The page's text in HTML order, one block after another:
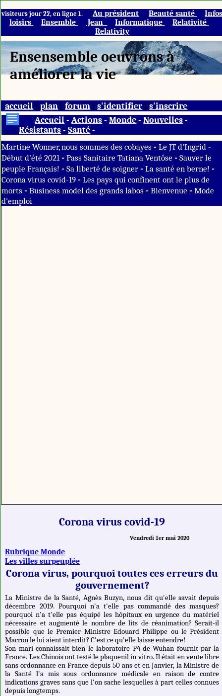
visiteurs jour 22, en ligne 1. Au président Beauté santé
loisirs
Ensemble Jean Informatique
Relativité
Relativity
Ensensemble oeuvrons à
améliorer la vie
accueil |plan |forum |s'identifier |s'inscrire
Accueil -Actions -Monde -Nouvelles -
Résistants -Santé -
Martine Wonner, nous sommes des cobayes-Le JT d'Ingrid -
Début d'été 2021-Pass Sanitaire Tatiana Ventôse-Sauver le
peuple Français!-Sa liberté de soigner-La santé en berne!-
Corona virus covid-19-Les pays qui confinent ont le plus de
morts-Business model des grands labos-Bienvenue-Mode
d'emploi
Corona virus covid-19
Vendredi 1er mai 2020
Rubrique Monde
Les villes surpeuplée
Corona virus, pourquoi toutes ces erreurs du
gouvernement?
La Ministre de la Santé, Agnès Buzyn, nous dit qu'elle savait depuis
décembre 2019. Pourquoi n'a t'elle pas commandé des masques?
pourquoi n'a t'elle pas équipé les hôpitaux en urgence du matériel
nécessaire et augmenté le nombre de lits de réanimation? Serait-il
possible que le Premier Ministre Edouard Philippe ou le Président
Macron le lui aient interdit? C'est ce qu'elle laisse entendre!
Son mari connaissait bien le laboratoire P4 de Wuhan fournit par la
France. Les Chinois ont testé le plaquenil in vitro. Il était en vente libre
sans ordonnance en France depuis 50 ans et en Janvier, la Ministre de
la Santé l'a mis sous ordonnance médicale en raison de contre
indications graves sans que l'on sache lesquelles à part celles connues
depuis longtemps.